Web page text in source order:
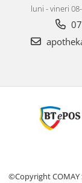
luni - vineri
©Copyright COMAY